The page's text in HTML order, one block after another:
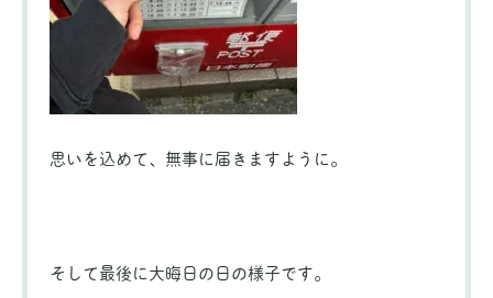
思いを込めて、無事に届きますように。
そして最後に大晦日の日の様子です。